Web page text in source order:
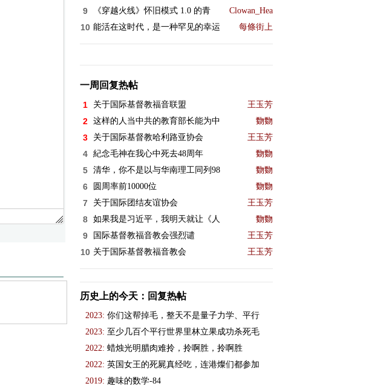
9 《穿越火线》怀旧模式 1.0 的青 Clowan_Hea
10 能活在这时代，是一种罕见的幸运 每條街上
一周回复热帖
1 关于国际基督教福音联盟 王玉芳
2 这样的人当中共的教育部长能为中 覅覅
3 关于国际基督教哈利路亚协会 王玉芳
4 紀念毛神在我心中死去48周年 覅覅
5 清华，你不是以与华南理工同列98 覅覅
6 圆周率前10000位 覅覅
7 关于国际团结友谊协会 王玉芳
8 如果我是习近平，我明天就让《人 覅覅
9 国际基督教福音教会强烈谴 王玉芳
10 关于国际基督教福音教会 王玉芳
历史上的今天：回复热帖
2023: 你们这帮掉毛，整天不是量子力学、平行
2023: 至少几百个平行世界里林立果成功杀死毛
2022: 蜡烛光明腊肉难拎，拎啊胜，拎啊胜
2022: 英国女王的死屍真经吃，连港燦们都参加
2019: 趣味的数学-84